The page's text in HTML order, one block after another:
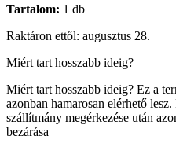
Tartalom: 1 db
Raktáron ettől: augusztus 28.
Miért tart hosszabb ideig?
Miért tart hosszabb ideig? Ez a
azonban hamarosan elérhető
szállítmány megérkezése után
bezárása